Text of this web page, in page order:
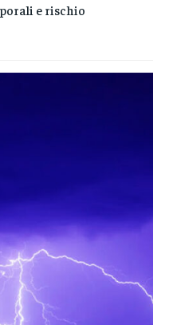
e rischio